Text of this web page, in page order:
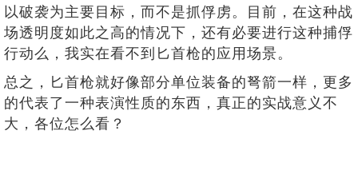
以破袭为主要目标，而不是抓俘虏。目前，在这种战
场透明度如此之高的情况下，还有必要进行这种捕俘
行动么，我实在看不到匕首枪的应用场景。
总之，匕首枪就好像部分单位装备的弩箭一样，更多
的代表了一种表演性质的东西，真正的实战意义不
大，各位怎么看？